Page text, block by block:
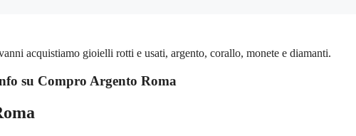
acquistiamo gioielli rotti e usati, argento, corallo, monete e diamanti.
su Compro Argento Roma